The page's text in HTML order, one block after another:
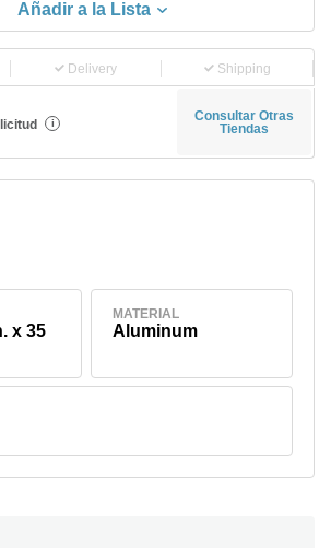
Añadir a la Lista
Delivery Shipping
i
Consultar Otras
Tiendas
x 35
MATERIAL
Aluminum